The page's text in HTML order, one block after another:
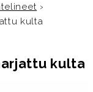
›
kulta
kulta